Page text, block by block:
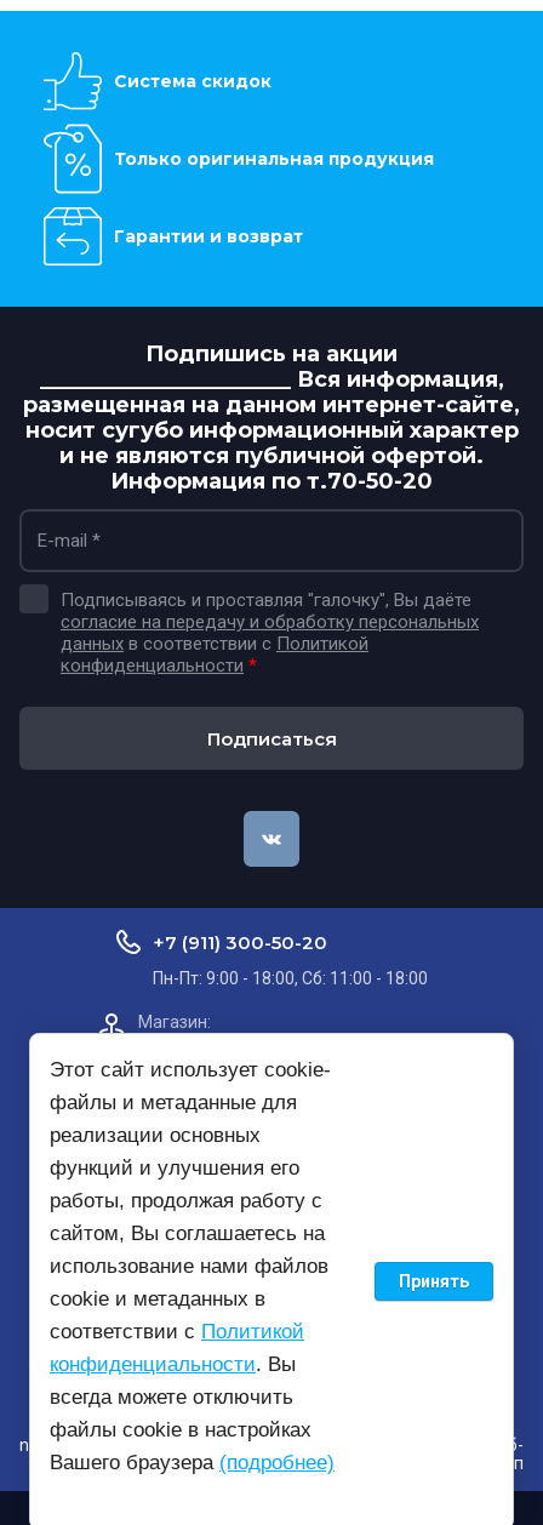
Система скидок
Только оригинальная продукция
Гарантии и возврат
Подпишись на акции
_______________________ Вся информация,
размещенная на данном интернет-сайте,
носит сугубо информационный характер
и не являются публичной офертой.
Информация по т.70-50-20
Подписываясь и проставляя "галочку", Вы даёте
согласие на передачу и обработку персональных
данных в соответствии с Политикой
конфиденциальности *
Подписаться
© 2020 - 2026
+7 (911) 300-50-20
Пн-Пт: 9:00 - 18:00, Сб: 11:00 - 18:00
Магазин:​
этаж
mirbezopasnosti51@yandex.ru
new mirbezopasnosti51.ru — создание интернет-магазина
, веб-
студия Мегагрупп
Этот сайт использует cookie-
файлы и метаданные для
реализации основных
функций и улучшения его
работы, продолжая работу с
сайтом, Вы соглашаетесь на
использование нами файлов
cookie и метаданных в
соответствии с Политикой
конфиденциальности. Вы
всегда можете отключить
файлы cookie в настройках
Вашего браузера (подробнее)
Принять